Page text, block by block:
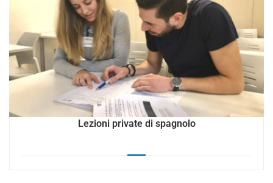
Lezioni private di spagnolo